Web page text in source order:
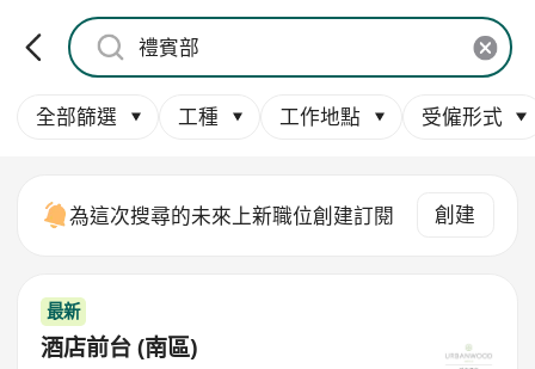
全部篩選 工種 工作地點 受僱形式
為這次搜尋的未來上新職位創建訂閱 創建
最新
酒店前台 (南區)